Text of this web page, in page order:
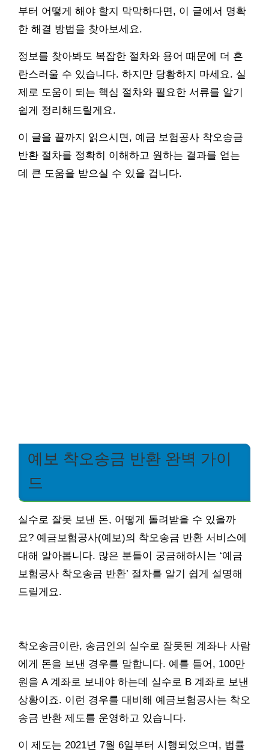
부터 어떻게 해야 할지 막막하다면, 이 글에서 명확
한 해결 방법을 찾아보세요.
정보를 찾아봐도 복잡한 절차와 용어 때문에 더 혼
란스러울 수 있습니다. 하지만 당황하지 마세요. 실
제로 도움이 되는 핵심 절차와 필요한 서류를 알기
쉽게 정리해드릴게요.
이 글을 끝까지 읽으시면, 예금 보험공사 착오송금
반환 절차를 정확히 이해하고 원하는 결과를 얻는
데 큰 도움을 받으실 수 있을 겁니다.
예보 착오송금 반환 완벽 가이
드
실수로 잘못 보낸 돈, 어떻게 돌려받을 수 있을까
요? 예금보험공사(예보)의 착오송금 반환 서비스에
대해 알아봅니다. 많은 분들이 궁금해하시는 ‘예금
보험공사 착오송금 반환’ 절차를 알기 쉽게 설명해
드릴게요.
착오송금이란, 송금인의 실수로 잘못된 계좌나 사람
에게 돈을 보낸 경우를 말합니다. 예를 들어, 100만
원을 A 계좌로 보내야 하는데 실수로 B 계좌로 보낸
상황이죠. 이런 경우를 대비해 예금보험공사는 착오
송금 반환 제도를 운영하고 있습니다.
이 제도는 2021년 7월 6일부터 시행되었으며, 법률